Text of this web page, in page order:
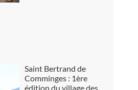
Saint Bertrand de
Comminges : 1ère
édition du village des